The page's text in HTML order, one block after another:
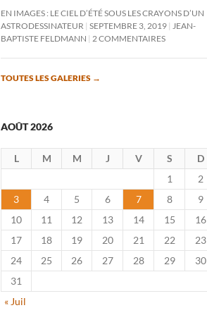
EN IMAGES : LE CIEL D’ÉTÉ SOUS LES CRAYONS D’UN
ASTRODESSINATEUR SEPTEMBRE 3, 2019
JEAN-
BAPTISTE FELDMANN
2 COMMENTAIRES
TOUTES LES GALERIES →
AOÛT 2026
L M M J V S
D
1
2
3
4 5 6 7 8
9
10
11 12 13 14 15
16
17
18 19 20 21 22
23
24
25 26 27 28 29
30
31
« Juil